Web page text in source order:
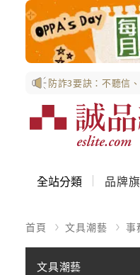
防詐3要訣：不聽信
全站分類 品牌
首頁 文具潮藝 事
文具潮藝